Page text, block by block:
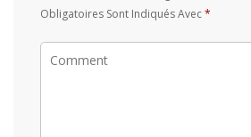
Obligatoires Sont Indiqués Avec*